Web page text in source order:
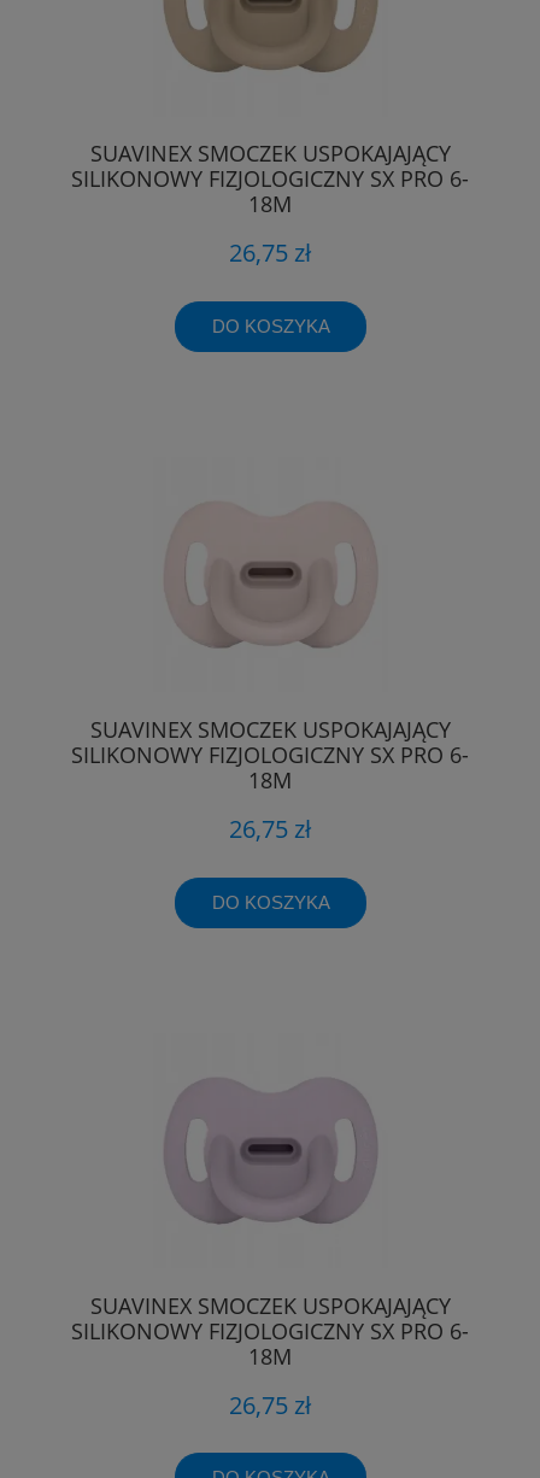
SUAVINEX SMOCZEK USPOKAJAJĄCY
SILIKONOWY FIZJOLOGICZNY SX PRO 6-
18M
26,75 zł
DO KOSZYKA
SUAVINEX SMOCZEK USPOKAJAJĄCY
SILIKONOWY FIZJOLOGICZNY SX PRO 6-
18M
26,75 zł
DO KOSZYKA
SUAVINEX SMOCZEK USPOKAJAJĄCY
SILIKONOWY FIZJOLOGICZNY SX PRO 6-
18M
26,75 zł